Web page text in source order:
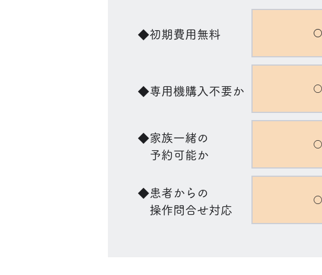
◆初期費用無料
◆専用機購入不要か
◆家族一緒の
予約可能か
◆患者からの
操作問合せ対応
○
○
○
○